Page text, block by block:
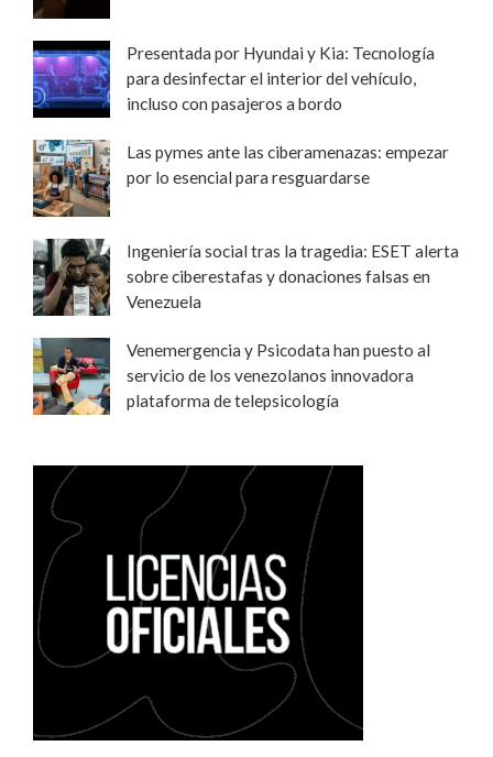
Presentada por Hyundai y Kia: Tecnología
para desinfectar el interior del vehículo,
incluso con pasajeros a bordo
Las pymes ante las ciberamenazas: empezar
por lo esencial para resguardarse
Ingeniería social tras la tragedia: ESET alerta
sobre ciberestafas y donaciones falsas en
Venezuela
Venemergencia y Psicodata han puesto al
servicio de los venezolanos innovadora
plataforma de telepsicología